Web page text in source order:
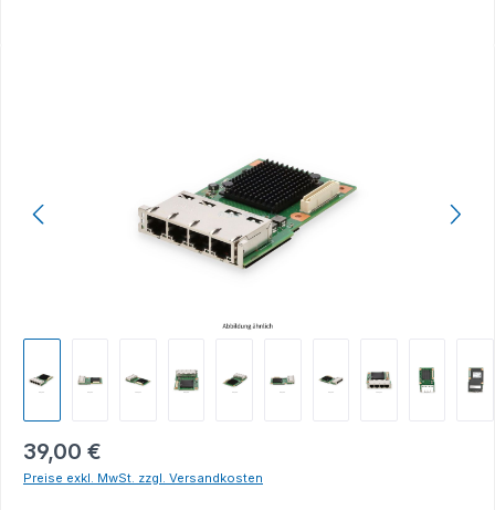
39,00 €
Preise exkl. MwSt. zzgl. Versandkosten